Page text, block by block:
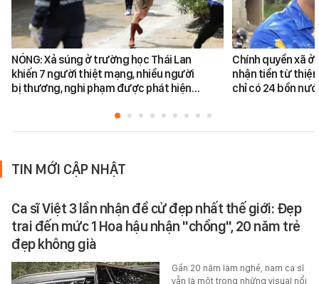
NÓNG: Xả súng ở trường học Thái Lan
khiến 7 người thiệt mạng, nhiều người
bị thương, nghi phạm được phát hiện…
Chính quyền xã ở
nhận tiền từ thiện
chỉ có 24 bồn
TIN MỚI CẬP NHẬT
Ca sĩ Việt 3 lần nhận đề cử đẹp nhất thế giới: Đẹp
trai đến mức 1 Hoa hậu nhận "chồng", 20 năm trẻ
đẹp không già
Gần 20 năm làm nghề, nam ca sĩ
vẫn là một trong những visual nổi